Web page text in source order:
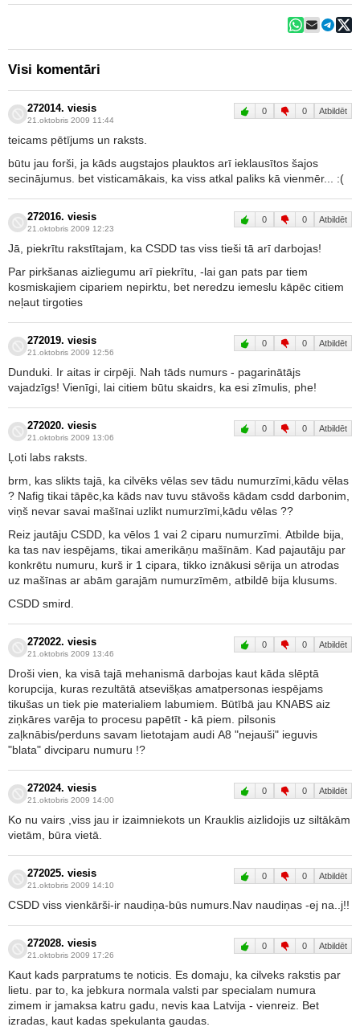
Visi komentāri
272014. viesis
21.oktobris 2009 11:44
0 0 Atbildēt
teicams pētījums un raksts.
būtu jau forši, ja kāds augstajos plauktos arī ieklausītos šajos
secinājumus. bet visticamākais, ka viss atkal paliks kā vienmēr... :(
272016. viesis
21.oktobris 2009 12:23
0 0 Atbildēt
Jā, piekrītu rakstītajam, ka CSDD tas viss tieši tā arī darbojas!
Par pirkšanas aizliegumu arī piekrītu, -lai gan pats par tiem
kosmiskajiem cipariem nepirktu, bet neredzu iemeslu kāpēc citiem
neļaut tirgoties
272019. viesis
21.oktobris 2009 12:56
0 0 Atbildēt
Dunduki. Ir aitas ir cirpēji. Nah tāds numurs - pagarinātājs
vajadzīgs! Vienīgi, lai citiem būtu skaidrs, ka esi zīmulis, phe!
272020. viesis
21.oktobris 2009 13:06
0 0 Atbildēt
Ļoti labs raksts.
brm, kas slikts tajā, ka cilvēks vēlas sev tādu numurzīmi,kādu vēlas
? Nafig tikai tāpēc,ka kāds nav tuvu stāvošs kādam csdd darbonim,
viņš nevar savai mašīnai uzlikt numurzīmi,kādu vēlas ??
Reiz jautāju CSDD, ka vēlos 1 vai 2 ciparu numurzīmi. Atbilde bija,
ka tas nav iespējams, tikai amerikāņu mašīnām. Kad pajautāju par
konkrētu numuru, kurš ir 1 cipara, tikko iznākusi sērija un atrodas
uz mašīnas ar abām garajām numurzīmēm, atbildē bija klusums.
CSDD smird.
272022. viesis
21.oktobris 2009 13:46
0 0 Atbildēt
Droši vien, ka visā tajā mehanismā darbojas kaut kāda slēptā
korupcija, kuras rezultātā atsevišķas amatpersonas iespējams
tikušas un tiek pie materialiem labumiem. Būtībā jau KNABS aiz
ziņkāres varēja to procesu papētīt - kā piem. pilsonis
zaļknābis/perduns savam lietotajam audi A8 "nejauši" ieguvis
"blata" divciparu numuru !?
272024. viesis
21.oktobris 2009 14:00
0 0 Atbildēt
Ko nu vairs ,viss jau ir izaimniekots un Krauklis aizlidojis uz siltākām
vietām, būra vietā.
272025. viesis
21.oktobris 2009 14:10
0 0 Atbildēt
CSDD viss vienkārši-ir naudiņa-būs numurs.Nav naudiņas -ej na..j!!
272028. viesis
21.oktobris 2009 17:26
0 0 Atbildēt
Kaut kads parpratums te noticis. Es domaju, ka cilveks rakstis par
lietu. par to, ka jebkura normala valsti par specialam numura
zimem ir jamaksa katru gadu, nevis kaa Latvija - vienreiz. Bet
izradas, kaut kadas spekulanta gaudas.